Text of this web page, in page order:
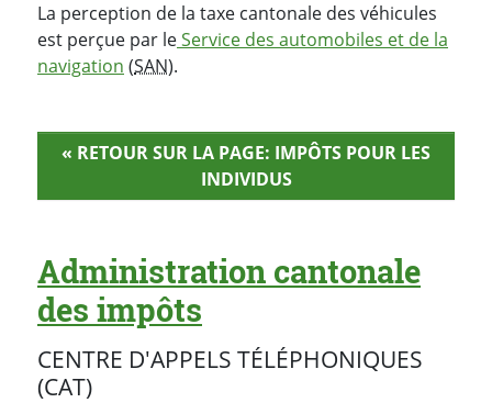
La perception de la taxe cantonale des véhicules
est perçue par leService des automobiles et de la
navigation (SAN).
« RETOUR SUR LA PAGE: IMPÔTS POUR LES
INDIVIDUS
Administration cantonale
des impôts
CENTRE D'APPELS TÉLÉPHONIQUES
(CAT)